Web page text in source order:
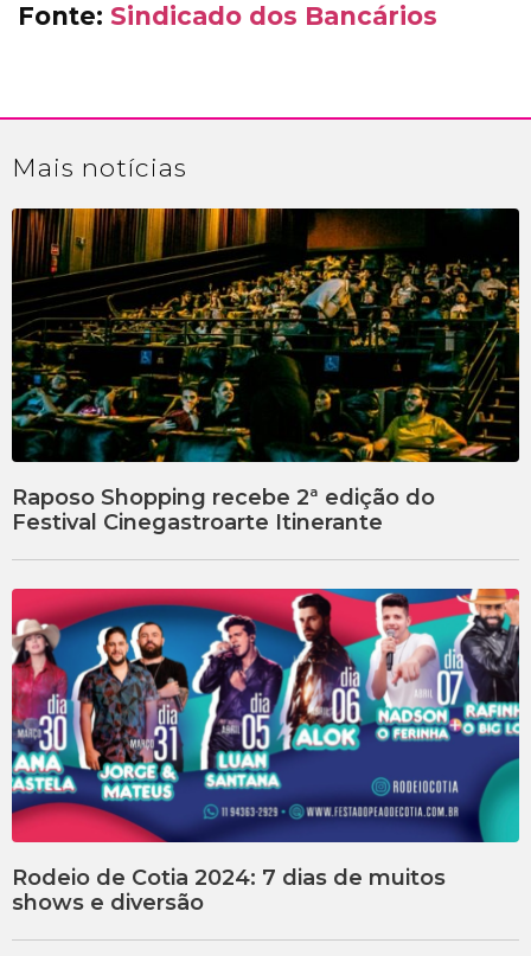
Fonte: Sindicado dos Bancários
Mais notícias
Raposo Shopping recebe 2ª edição do
Festival Cinegastroarte Itinerante
Rodeio de Cotia 2024: 7 dias de muitos
shows e diversão